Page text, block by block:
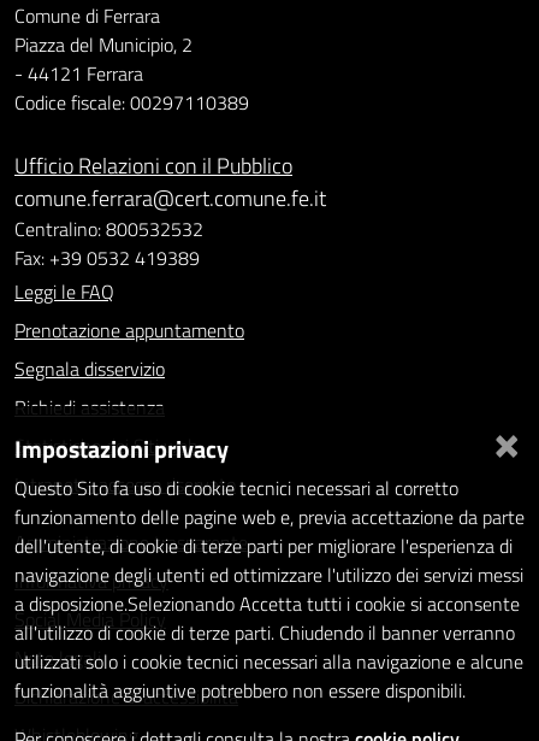
Comune di Ferrara
Piazza del Municipio, 2
- 44121 Ferrara
Codice fiscale: 00297110389
Ufficio Relazioni con il Pubblico
comune.ferrara@cert.comune.fe.it
Centralino: 800532532
Fax: +39 0532 419389
Leggi le FAQ
Prenotazione appuntamento
Segnala disservizio
Richiedi assistenza
Statistiche dei Siti web
Intranet - accesso riservato
Amministrazione trasparente
Informativa privacy
Social Media Policy
Note legali
Dichiarazione di accessibilità
Whistleblowing
×
Impostazioni privacy
Questo Sito fa uso di cookie tecnici necessari al corretto
funzionamento delle pagine web e, previa accettazione da parte
dell'utente, di cookie di terze parti per migliorare l'esperienza di
navigazione degli utenti ed ottimizzare l'utilizzo dei servizi messi
a disposizione.Selezionando Accetta tutti i cookie si acconsente
all'utilizzo di cookie di terze parti. Chiudendo il banner verranno
utilizzati solo i cookie tecnici necessari alla navigazione e alcune
funzionalità aggiuntive potrebbero non essere disponibili.